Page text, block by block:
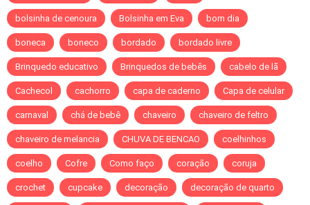
bolsinha de cenoura Bolsinha em Eva bom dia
boneca boneco bordado bordado livre
Brinquedo educativo Brinquedos de bebês cabelo de lã
Cachecol cachorro capa de caderno Capa de celular
carnaval chá de bebê chaveiro chaveiro de feltro
chaveiro de melancia CHUVA DE BENCAO coelhinhos
coelho Cofre Como faço coração coruja
crochet cupcake decoração decoração de quarto